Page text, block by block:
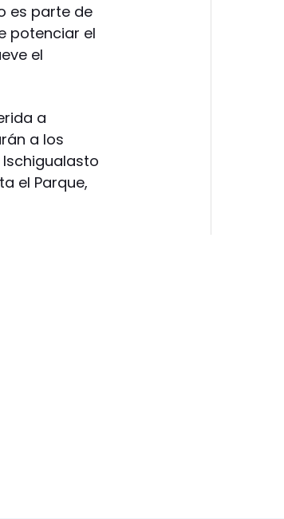
es parte de
potenciar el
el
a
a los
el Parque,